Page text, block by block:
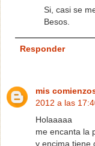
Si, casi se
Besos.
Responder
mis
2012 a las
Holaaaaa
me encanta la
y encima tiene